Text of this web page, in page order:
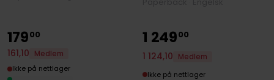
17900
161,10
Medlem
Ikke på nettlager
1 24900
1 124,10
Medlem
Ikke på nettlager